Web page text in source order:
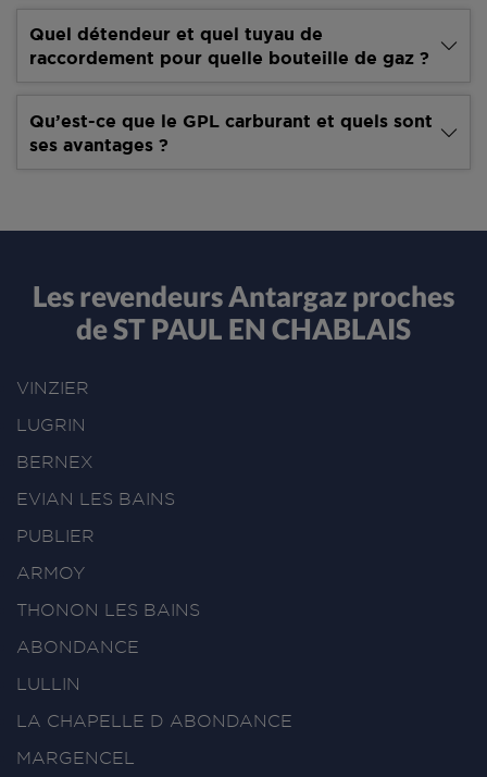
Quel détendeur et quel tuyau de
raccordement pour quelle bouteille de gaz ?
Qu’est-ce que le GPL carburant et quels sont
ses avantages ?
Les revendeurs Antargaz proches
de ST PAUL EN CHABLAIS
VINZIER
LUGRIN
BERNEX
EVIAN LES BAINS
PUBLIER
ARMOY
THONON LES BAINS
ABONDANCE
LULLIN
LA CHAPELLE D ABONDANCE
MARGENCEL